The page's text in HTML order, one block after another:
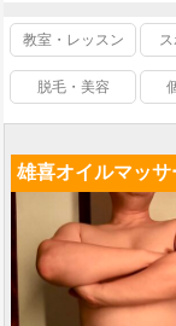
教室・レッスン
脱毛・美容
雄喜オイルマッ